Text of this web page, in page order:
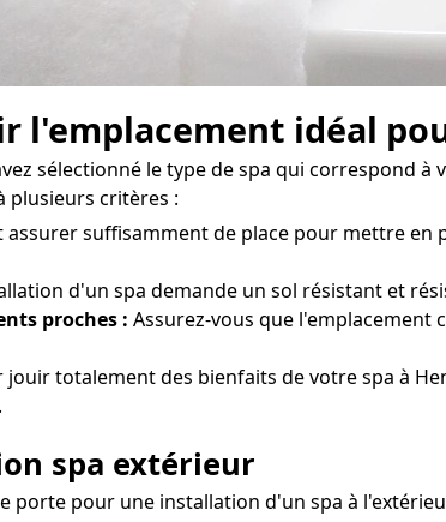
l'emplacement idéal
sélectionné le type de spa qui correspond
plusieurs critères :
assurer suffisamment de place pour mettre en
d'un spa demande un sol résistant et
proches : Assurez-vous que l'emplacement
jouir totalement des bienfaits de votre spa à
spa extérieur
porte pour une installation d'un spa à